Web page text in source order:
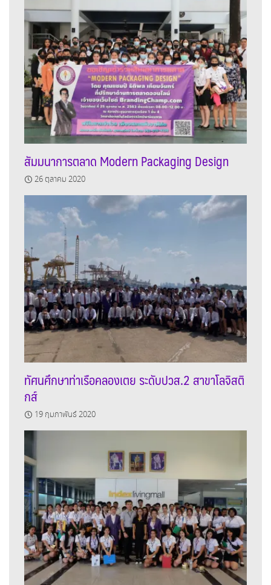
สัมมนาการตลาด Modern Packaging Design
26 ตุลาคม 2020
ทัศนศึกษาท่าเรือคลองเตย ระดับปวส.2 สาขาโลจิสติ
กส์
19 กุมภาพันธ์ 2020